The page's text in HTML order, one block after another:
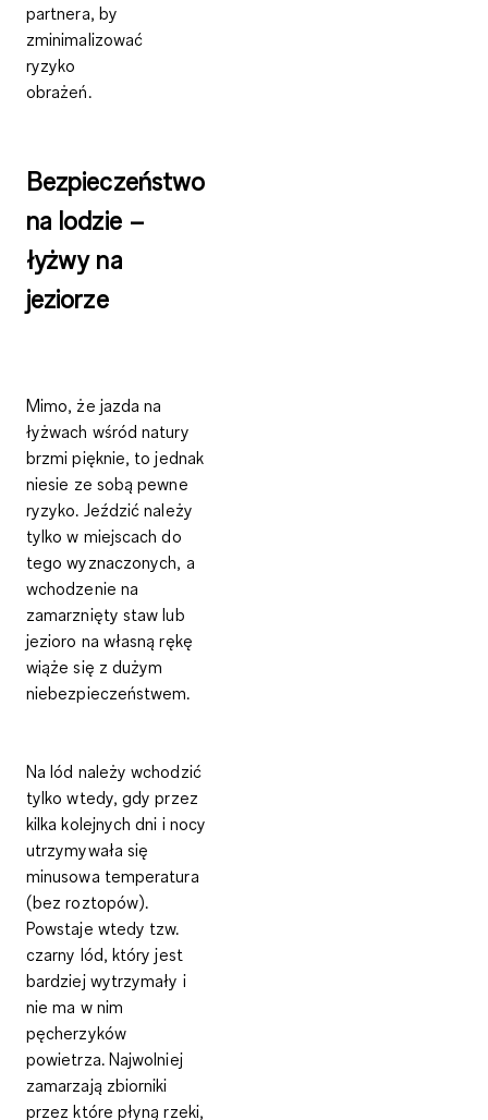
partnera, by
zminimalizować
ryzyko
obrażeń.
Bezpieczeństwo
na lodzie –
łyżwy na
jeziorze
Mimo, że jazda na
łyżwach wśród natury
brzmi pięknie, to jednak
niesie ze sobą pewne
ryzyko. Jeździć należy
tylko w miejscach do
tego wyznaczonych, a
wchodzenie na
zamarznięty staw lub
jezioro na własną rękę
wiąże się z dużym
niebezpieczeństwem.
Na lód należy wchodzić
tylko wtedy, gdy przez
kilka kolejnych dni i nocy
utrzymywała się
minusowa temperatura
(bez roztopów).
Powstaje wtedy tzw.
czarny lód, który jest
bardziej wytrzymały i
nie ma w nim
pęcherzyków
powietrza. Najwolniej
zamarzają zbiorniki
przez które płyną rzeki,